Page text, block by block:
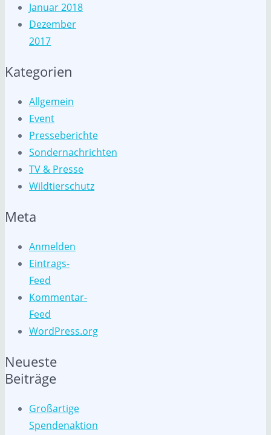
Januar 2018
Dezember
2017
Kategorien
Allgemein
Event
Presseberichte
Sondernachrichten
TV & Presse
Wildtierschutz
Meta
Anmelden
Eintrags-
Feed
Kommentar-
Feed
WordPress.org
Neueste
Beiträge
Großartige
Spendenaktion